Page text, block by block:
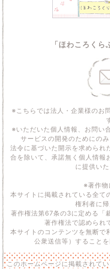
「ほわころくら
※こちらでは法人・企業様のお
※いただいた個人情報、お問い
サービスの開発のためにの
法令に基づいた開示を求められ
合を除いて、承諾無く個人情報
に提供いた
※著作物
本サイトに掲載されている全て
権利者に帰
著作権法第67条の3に定める「
著作権法で認められ
本サイトのコンテンツを無断で
公衆送信等）すること
このホームページに掲載されて